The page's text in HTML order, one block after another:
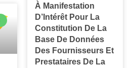
À Manifestation
D’Intérêt Pour La
Constitution De La
Base De Données
Des Fournisseurs Et
Prestataires De La